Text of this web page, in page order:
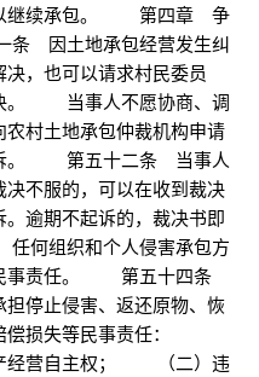
以继续承包。 第四章 争
因土地承包经营发生纠
，也可以请求村民委员
。 当事人不愿协商、调
村土地承包仲裁机构申请
诉。 第五十二条 当事人
不服的，可以在收到裁决
逾期不起诉的，裁决书即
组织和个人侵害承包方
民事责任。 第五十四条
停止侵害、返还原物、恢
偿损失等民事责任：
产经营自主权； （二）违